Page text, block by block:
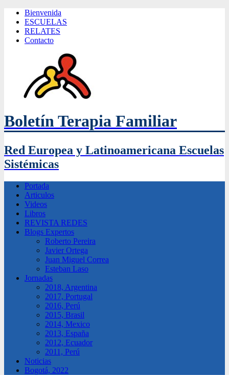
Bienvenida
ESCUELAS
RELATES
Contacto
Boletín Terapia Familiar
Red Europea y Latinoamericana Escuelas
Sistémicas
Portada
Articulos
Videos
Libros
REVISTA REDES
Blogs Expertos
Roberto Pereira
Javier Ortega
Juan Miguel Correa
Esteban Laso
Jornadas
2018, Argentina
2017, Portugal
2016, Perú
2015, Brasil
2014, Mexico
2013, España
2012, Ecuador
2011, Perú
Noticias
Bogotá, 2022